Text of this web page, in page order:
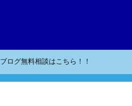
ブログ無料相談はこちら！！